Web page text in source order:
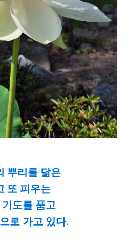
뿌리를 닮은
또 피우는
도를 품고
로 가고 있다.